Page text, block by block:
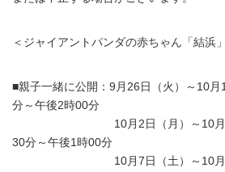
＜ジャイアントパンダの赤ちゃん「結浜
■親子一緒に公開：9月26日（火）～
分～午後2時00分
10月2日（月）～10月6日
30分～午後1時00分
10月7日（土）～10月9日（